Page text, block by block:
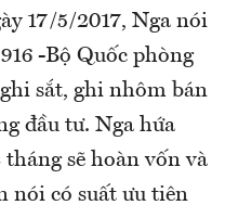
17/5/2017, Nga nói
-Bộ Quốc phòng
sắt, ghi nhôm bán
đầu tư. Nga hứa
sẽ hoàn vốn và
nói có suất ưu tiên